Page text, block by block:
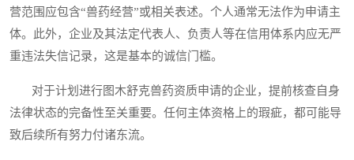
营范围应包含“兽药经营”或相关表述。个人通常无法作为申请主
体。此外，企业及其法定代表人、负责人等在信用体系内应无严
重违法失信记录，这是基本的诚信门槛。
对于计划进行图木舒克兽药资质申请的企业，提前核查自身
法律状态的完备性至关重要。任何主体资格上的瑕疵，都可能导
致后续所有努力付诸东流。